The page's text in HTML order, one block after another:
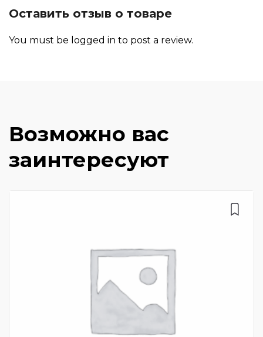
Оставить отзыв о товаре
You must be logged in to post a review.
Возможно вас
заинтересуют